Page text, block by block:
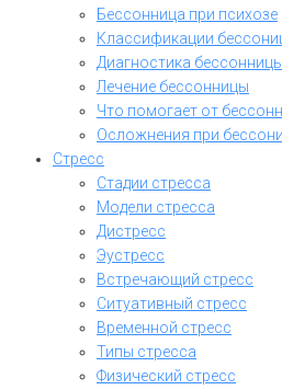
Бессонница при психозе
Классификации
Диагностика бессонницы
Лечение бессонницы
Что помогает от
Осложнения при
Стресс
Стадии стресса
Модели стресса
Дистресс
Эустресс
Встречающий стресс
Ситуативный стресс
Временной стресс
Типы стресса
Физический стресс